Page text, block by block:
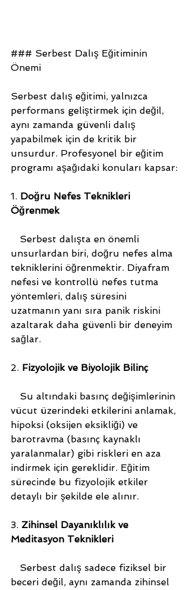
### Serbest Dalış Eğitiminin
Önemi
Serbest dalış eğitimi, yalnızca
performans geliştirmek için değil,
aynı zamanda güvenli dalış
yapabilmek için de kritik bir
unsurdur. Profesyonel bir eğitim
programı aşağıdaki konuları kapsar:
1. Doğru Nefes Teknikleri
Öğrenmek
Serbest dalışta en önemli
unsurlardan biri, doğru nefes alma
tekniklerini öğrenmektir. Diyafram
nefesi ve kontrollü nefes tutma
yöntemleri, dalış süresini
uzatmanın yanı sıra panik riskini
azaltarak daha güvenli bir deneyim
sağlar.
2. Fizyolojik ve Biyolojik Bilinç
Su altındaki basınç değişimlerinin
vücut üzerindeki etkilerini anlamak,
hipoksi (oksijen eksikliği) ve
barotravma (basınç kaynaklı
yaralanmalar) gibi riskleri en aza
indirmek için gereklidir. Eğitim
sürecinde bu fizyolojik etkiler
detaylı bir şekilde ele alınır.
3. Zihinsel Dayanıklılık ve
Meditasyon Teknikleri
Serbest dalış sadece fiziksel bir
beceri değil, aynı zamanda zihinsel